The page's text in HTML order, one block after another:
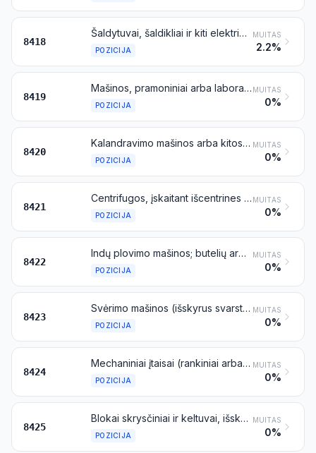
8418
Šaldytuvai, šaldikliai ir kiti elektriniai arba neelektriniai šaldymo arba užšaldymo įrenginiai; šiluminiai siurbliai, išskyrus oro kondicionavimo įrenginius, priskiriamus 8415 pozicijai
POZICIJA
MUITAS
2.2%
8419
Mašinos, pramoniniai arba laboratoriniai įrenginiai, šildomi arba nešildomi elektra (išskyrus krosnis, orkaites ir kitus įrenginius, priskiriamus 8514 pozicijai), naudojami medžiagoms apdoroti įvairiais, su temperatūros pokyčiu susijusiais, procesais, kaip pavyzdžiui, šildymas, virimas arba kepimas, skrudinimas arba išdeginimas, distiliacija, rektifikacija, sterilizacija, pasterizacija, šutinimas vandens garais, džiovinimas, išgarinimas, garinimas, kondensacija arba šaldymas, išskyrus buitinę techniką; neelektriniai tekančio arba talpykloje laikomo vandens šildytuvai
POZICIJA
MUITAS
0%
8420
Kalandravimo mašinos arba kitos valcavimo mašinos, išskyrus skirtas metalui arba stiklui apdoroti, ir šių mašinų velenai
POZICIJA
MUITAS
0%
8421
Centrifugos, įskaitant išcentrines (centrifugines) džiovyklas; skysčių arba dujų filtravimo arba valymo mašinos ir aparatai
POZICIJA
MUITAS
0%
8422
Indų plovimo mašinos; butelių arba kitų talpyklų plovimo, valymo arba džiovinimo mašinos; butelių, skardinių, dėžių, maišų arba kitų talpyklų pripildymo, uždarymo, sandarinimo arba žymėjimo (etikečių pritvirtinimo) mašinos; butelių, stiklainių, tūbelių ir panašių talpyklų uždarymo mašinos; kitos pakavimo arba vyniojimo mašinos (įskaitant vyniojimo į pakaitinus traukias (susitraukiančias) plėveles mašinas); gėrimų gazavimo mašinos
POZICIJA
MUITAS
0%
8423
Svėrimo mašinos (išskyrus svarstykles, kurių jautris ne mažesnis kaip 5 cg), įskaitant masės valdomas skaičiavimo arba kontrolės mašinas; visų rūšių svėrimo mašinų svareliai
POZICIJA
MUITAS
0%
8424
Mechaniniai įtaisai (rankiniai arba kiti), skirti skysčiams arba milteliams išsvaidyti, paskleisti arba purkšti; gesintuvai, pripildyti arba nepripildyti; purkštuvai ir panašūs įtaisai; garasrovės, smėliasrovės ir panašios srovinio svaidymo mašinos
POZICIJA
MUITAS
0%
8425
Blokai skrysčiniai ir keltuvai, išskyrus kaušinius (skipinius) keltuvus; gervės ir špiliai (kabestanai); kėlikliai (domkratai)
POZICIJA
MUITAS
0%